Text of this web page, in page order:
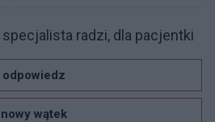
specjalista radzi, dla pacjentki
odpowiedz
nowy wątek